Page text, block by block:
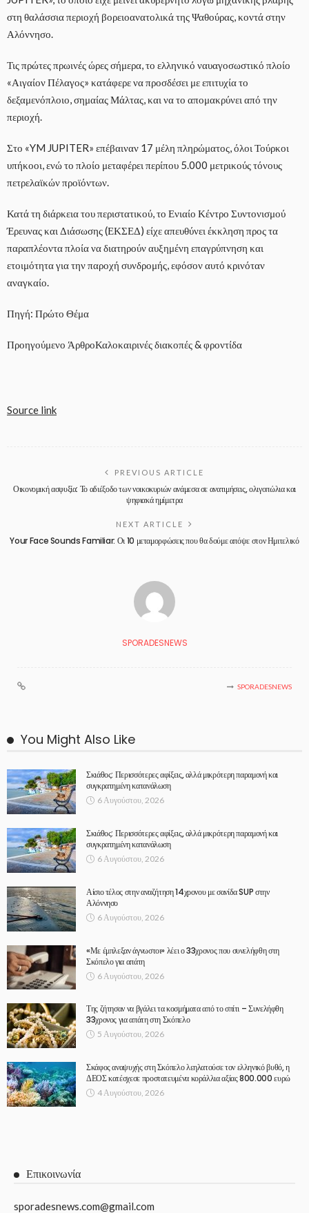
στη θαλάσσια περιοχή βορειοανατολικά της Ψαθούρας, κοντά στην
Αλόννησο.
Τις πρώτες πρωινές ώρες σήμερα, το ελληνικό ναυαγοσωστικό πλοίο
«Αιγαίον Πέλαγος» κατάφερε να προσδέσει με επιτυχία το
δεξαμενόπλοιο, σημαίας Μάλτας, και να το απομακρύνει από την
περιοχή.
Στο «YM JUPITER» επέβαιναν 17 μέλη πληρώματος, όλοι Τούρκοι
υπήκοοι, ενώ το πλοίο μεταφέρει περίπου 5.000 μετρικούς τόνους
πετρελαϊκών προϊόντων.
Κατά τη διάρκεια του περιστατικού, το Ενιαίο Κέντρο Συντονισμού
Έρευνας και Διάσωσης (ΕΚΣΕΔ) είχε απευθύνει έκκληση προς τα
παραπλέοντα πλοία να διατηρούν αυξημένη επαγρύπνηση και
ετοιμότητα για την παροχή συνδρομής, εφόσον αυτό κρινόταν
αναγκαίο.
Πηγή: Πρώτο Θέμα
Προηγούμενο ΆρθροΚαλοκαιρινές διακοπές & φροντίδα
Source link
PREVIOUS ARTICLE
Οικονομική ασφυξία: Το αδιέξοδο των νοικοκυριών ανάμεσα σε ανατιμήσεις, ολιγοπώλια και
ψηφιακά ημίμετρα
NEXT ARTICLE
Your Face Sounds Familiar: Οι 10 μεταμορφώσεις που θα δούμε απόψε στον Ημιτελικό
SPORADESNEWS
SPORADESNEWS
You Might Also Like
Σκιάθος: Περισσότερες αφίξεις, αλλά μικρότερη παραμονή και
συγκρατημένη κατανάλωση
6 Αυγούστου, 2026
Σκιάθος: Περισσότερες αφίξεις, αλλά μικρότερη παραμονή και
συγκρατημένη κατανάλωση
6 Αυγούστου, 2026
Αίσιο τέλος στην αναζήτηση 14χρονου με σανίδα SUP στην
Αλόννησο
6 Αυγούστου, 2026
«Με έμπλεξαν άγνωστοι» λέει ο 33χρονος που συνελήφθη στη
Σκόπελο για απάτη
6 Αυγούστου, 2026
Της ζήτησαν να βγάλει τα κοσμήματα από το σπίτι – Συνελήφθη
33χρονος για απάτη στη Σκόπελο
5 Αυγούστου, 2026
Σκάφος αναψυχής στη Σκόπελο λεηλατούσε τον ελληνικό βυθό, η
ΔΕΟΣ κατέσχεσε προστατευμένα κοράλλια αξίας 800.000 ευρώ
4 Αυγούστου, 2026
Επικοινωνία
sporadesnews.com@gmail.com